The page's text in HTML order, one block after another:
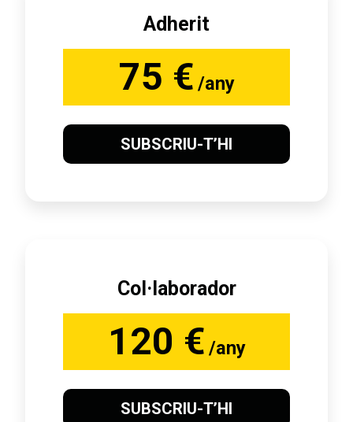
Adherit
75 € /any
SUBSCRIU-T’HI
Col·laborador
120 € /any
SUBSCRIU-T’HI